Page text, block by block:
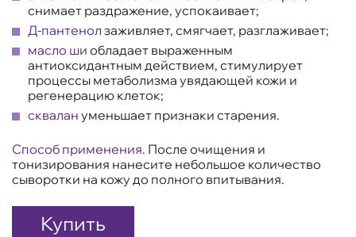
снимает раздражение, успокаивает;
Д-пантенол заживляет, смягчает, разглаживает;
масло ши обладает выраженным
антиоксидантным действием, стимулирует
процессы метаболизма увядающей кожи и
регенерацию клеток;
сквалан уменьшает признаки старения.
Способ применения. После очищения и
тонизирования нанесите небольшое количество
сыворотки на кожу до полного впитывания.
Купить